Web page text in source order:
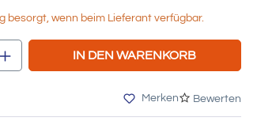
besorgt, wenn beim Lieferant verfügbar.
Gib den gewünschten
IN DEN WARENKORB
Merken Bewerten